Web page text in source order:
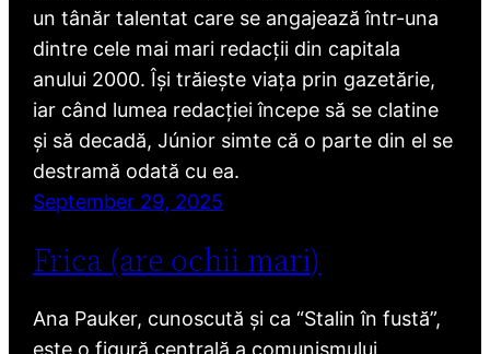
un tânăr talentat care se angajează într-una
dintre cele mai mari redacții din capitala
anului 2000. Își trăiește viața prin gazetărie,
iar când lumea redacției începe să se clatine
și să decadă, Júnior simte că o parte din el se
destramă odată cu ea.
September 29, 2025
Frica (are ochii mari)
Ana Pauker, cunoscută și ca “Stalin în fustă”,
este o figură centrală a comunismului